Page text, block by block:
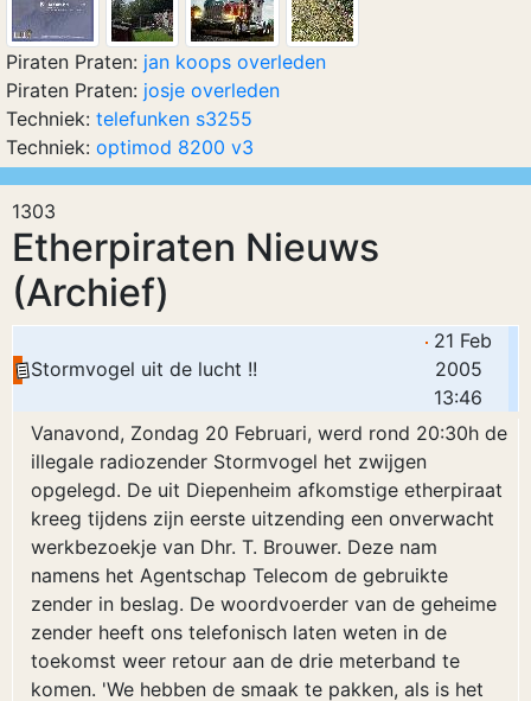
1303
Etherpiraten Nieuws
(Archief)
Stormvogel uit de lucht !!
21 Feb
2005
13:46
Vanavond, Zondag 20 Februari, werd rond 20:30h de
illegale radiozender Stormvogel het zwijgen
opgelegd. De uit Diepenheim afkomstige etherpiraat
kreeg tijdens zijn eerste uitzending een onverwacht
werkbezoekje van Dhr. T. Brouwer. Deze nam
namens het Agentschap Telecom de gebruikte
zender in beslag. De woordvoerder van de geheime
zender heeft ons telefonisch laten weten in de
toekomst weer retour aan de drie meterband te
komen. 'We hebben de smaak te pakken, als is het
Piraten Praten: jan koops overleden
Piraten Praten: josje overleden
Techniek: telefunken s3255
Techniek: optimod 8200 v3